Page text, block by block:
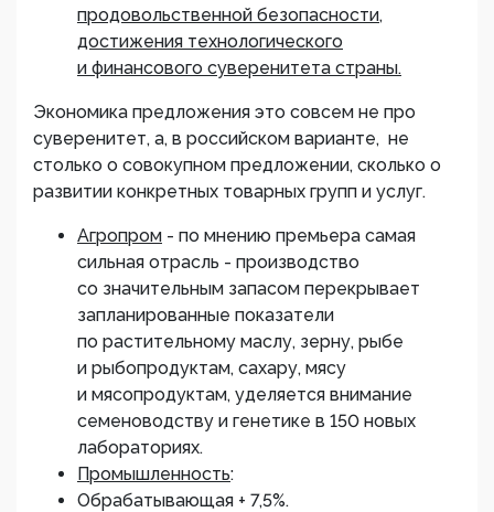
продовольственной безопасности,
достижения технологического
и финансового суверенитета страны.
Экономика предложения это совсем не про
суверенитет, а, в российском варианте, не
столько о совокупном предложении, сколько о
развитии конкретных товарных групп и услуг.
Агропром - по мнению премьера самая
сильная отрасль - производство
со значительным запасом перекрывает
запланированные показатели
по растительному маслу, зерну, рыбе
и рыбопродуктам, сахару, мясу
и мясопродуктам, уделяется внимание
семеноводству и генетике в 150 новых
лабораториях.
Промышленность:
Обрабатывающая + 7,5%.